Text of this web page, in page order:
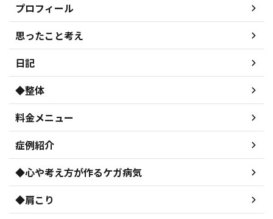
プロフィール
思ったこと考え
日記
◆整体
料金メニュー
症例紹介
◆心や考え方が作るケガ病気
◆肩こり